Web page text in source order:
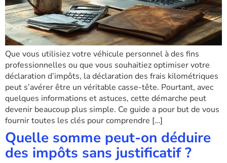
Que vous utilisiez votre véhicule personnel à des fins
professionnelles ou que vous souhaitiez optimiser votre
déclaration d’impôts, la déclaration des frais kilométriques
peut s’avérer être un véritable casse-tête. Pourtant, avec
quelques informations et astuces, cette démarche peut
devenir beaucoup plus simple. Ce guide a pour but de vous
fournir toutes les clés pour comprendre […]
Quelle somme peut-on déduire
des impôts sans justificatif ?